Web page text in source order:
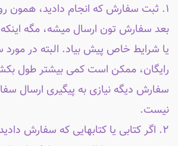
۱. ثبت سفارش که انجام دادید، همون
بعد سفارش تون ارسال میشه، مگه
یا شرایط خاص پیش بیاد. البته در مورد
رایگان، ممکن است کمی بیشتر طول
سفارش دیگه نیازی به پیگیری ارسال
نیست.
۲. اگر کتابی یا کتابهایی که سفارش